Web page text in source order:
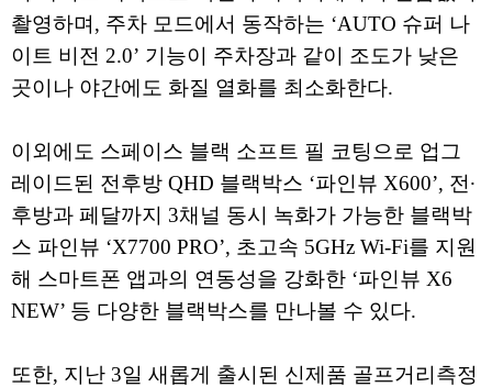
촬영하며, 주차 모드에서 동작하는 ‘AUTO 슈퍼 나
이트 비전 2.0’ 기능이 주차장과 같이 조도가 낮은
곳이나 야간에도 화질 열화를 최소화한다.
이외에도 스페이스 블랙 소프트 필 코팅으로 업그
레이드된 전후방 QHD 블랙박스 ‘파인뷰 X600’, 전∙
후방과 페달까지 3채널 동시 녹화가 가능한 블랙박
스 파인뷰 ‘X7700 PRO’, 초고속 5GHz Wi-Fi를 지원
해 스마트폰 앱과의 연동성을 강화한 ‘파인뷰 X6
NEW’ 등 다양한 블랙박스를 만나볼 수 있다.
또한, 지난 3일 새롭게 출시된 신제품 골프거리측정